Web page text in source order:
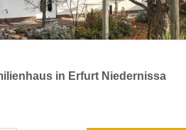
in Erfurt Niedernissa